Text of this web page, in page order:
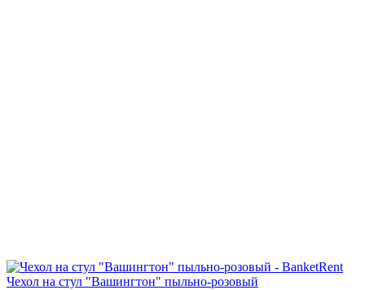
Чехол на стул "Вашингтон" пыльно-розовый